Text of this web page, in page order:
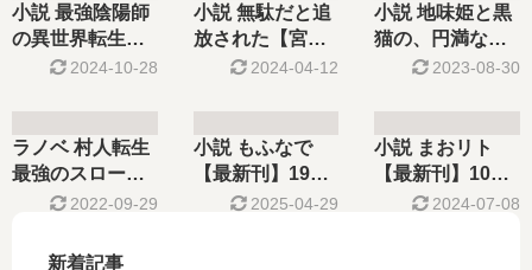
小説 最強陰陽師
の異世界転生記
【最新刊】8巻の
結した？
2024-10-28
小説 無駄だと追
放された【宮廷
獣医】【最新
た？
2024-04-12
小説 地味姫と黒
猫の、円満な婚
約破棄【最新
た？
2023-08-30
ラノベ 村人転生
最強のスローラ
イフ【最新刊】
想、続編の予定
2022-09-29
小説 もふなで
【最新刊】19巻
の発売日､20巻の
2025-04-29
小説 まおリト
【最新刊】10巻
の発売日､11巻の
2024-07-08
新着記事